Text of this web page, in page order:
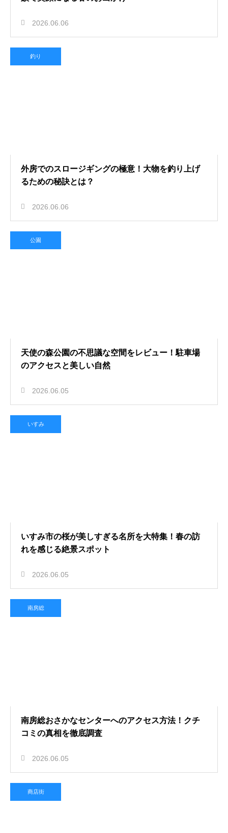
2026.06.06
釣り
外房でのスロージギングの極意！大物を釣り上げ
るための秘訣とは？
2026.06.06
公園
天使の森公園の不思議な空間をレビュー！駐車場
のアクセスと美しい自然
2026.06.05
いすみ
いすみ市の桜が美しすぎる名所を大特集！春の訪
れを感じる絶景スポット
2026.06.05
南房総
南房総おさかなセンターへのアクセス方法！クチ
コミの真相を徹底調査
2026.06.05
商店街